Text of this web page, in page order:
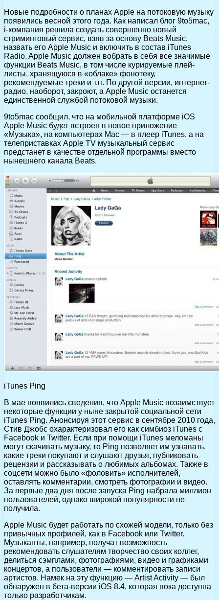
Новые подробности о планах Apple на потоковую музыку
появились весной этого года. Как написал блог 9to5mac,
i-компания решила создать совершенно новый
стриминговый сервис, взяв за основу Beats Music,
назвать его Apple Music и включить в состав iTunes
Radio. Apple Music должен вобрать в себя все значимые
функции Beats Music, в том числе курируемые плей-
листы, хранящуюся в «облаке» фонотеку,
рекомендуемые треки и т.п. По другой версии, интернет-
радио, наоборот, закроют, а Apple Music останется
единственной службой потоковой музыки.
9to5mac сообщил, что на мобильной платформе iOS
Apple Music будет встроен в новое приложение
«Музыка», на компьютерах Mac — в плеер iTunes, а на
телеприставках Apple TV музыкальный сервис
предстанет в качестве отдельной программы вместо
нынешнего канала Beats.
iTunes Ping
В мае появились сведения, что Apple Music позаимствует
некоторые функции у ныне закрытой социальной сети
iTunes Ping. Анонсируя этот сервис в сентябре 2010 года,
Стив Джобс охарактеризовал его как симбиоз iTunes с
Facebook и Twitter. Если при помощи iTunes меломаны
могут скачивать музыку, то Ping позволяет им узнавать,
какие треки покупают и слушают друзья, публиковать
рецензии и рассказывать о любимых альбомах. Также в
соцсети можно было «фоловить» исполнителей,
оставлять комментарии, смотреть фотографии и видео.
За первые два дня после запуска Ping набрала миллион
пользователей, однако широкой популярности не
получила.
Apple Music будет работать по схожей модели, только без
привычных профилей, как в Facebook или Twitter.
Музыканты, например, получат возможность
рекомендовать слушателям творчество своих коллег,
делиться сэмплами, фотографиями, видео и графиками
концертов, а пользователи — комментировать записи
артистов. Намек на эту функцию — Artist Activity — был
обнаружен в бета-версии iOS 8.4, которая пока доступна
только разработчикам.